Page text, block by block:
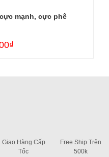
mạnh, cực phê
Giao Hàng Cấp
Tốc
Free Ship Trên
500k